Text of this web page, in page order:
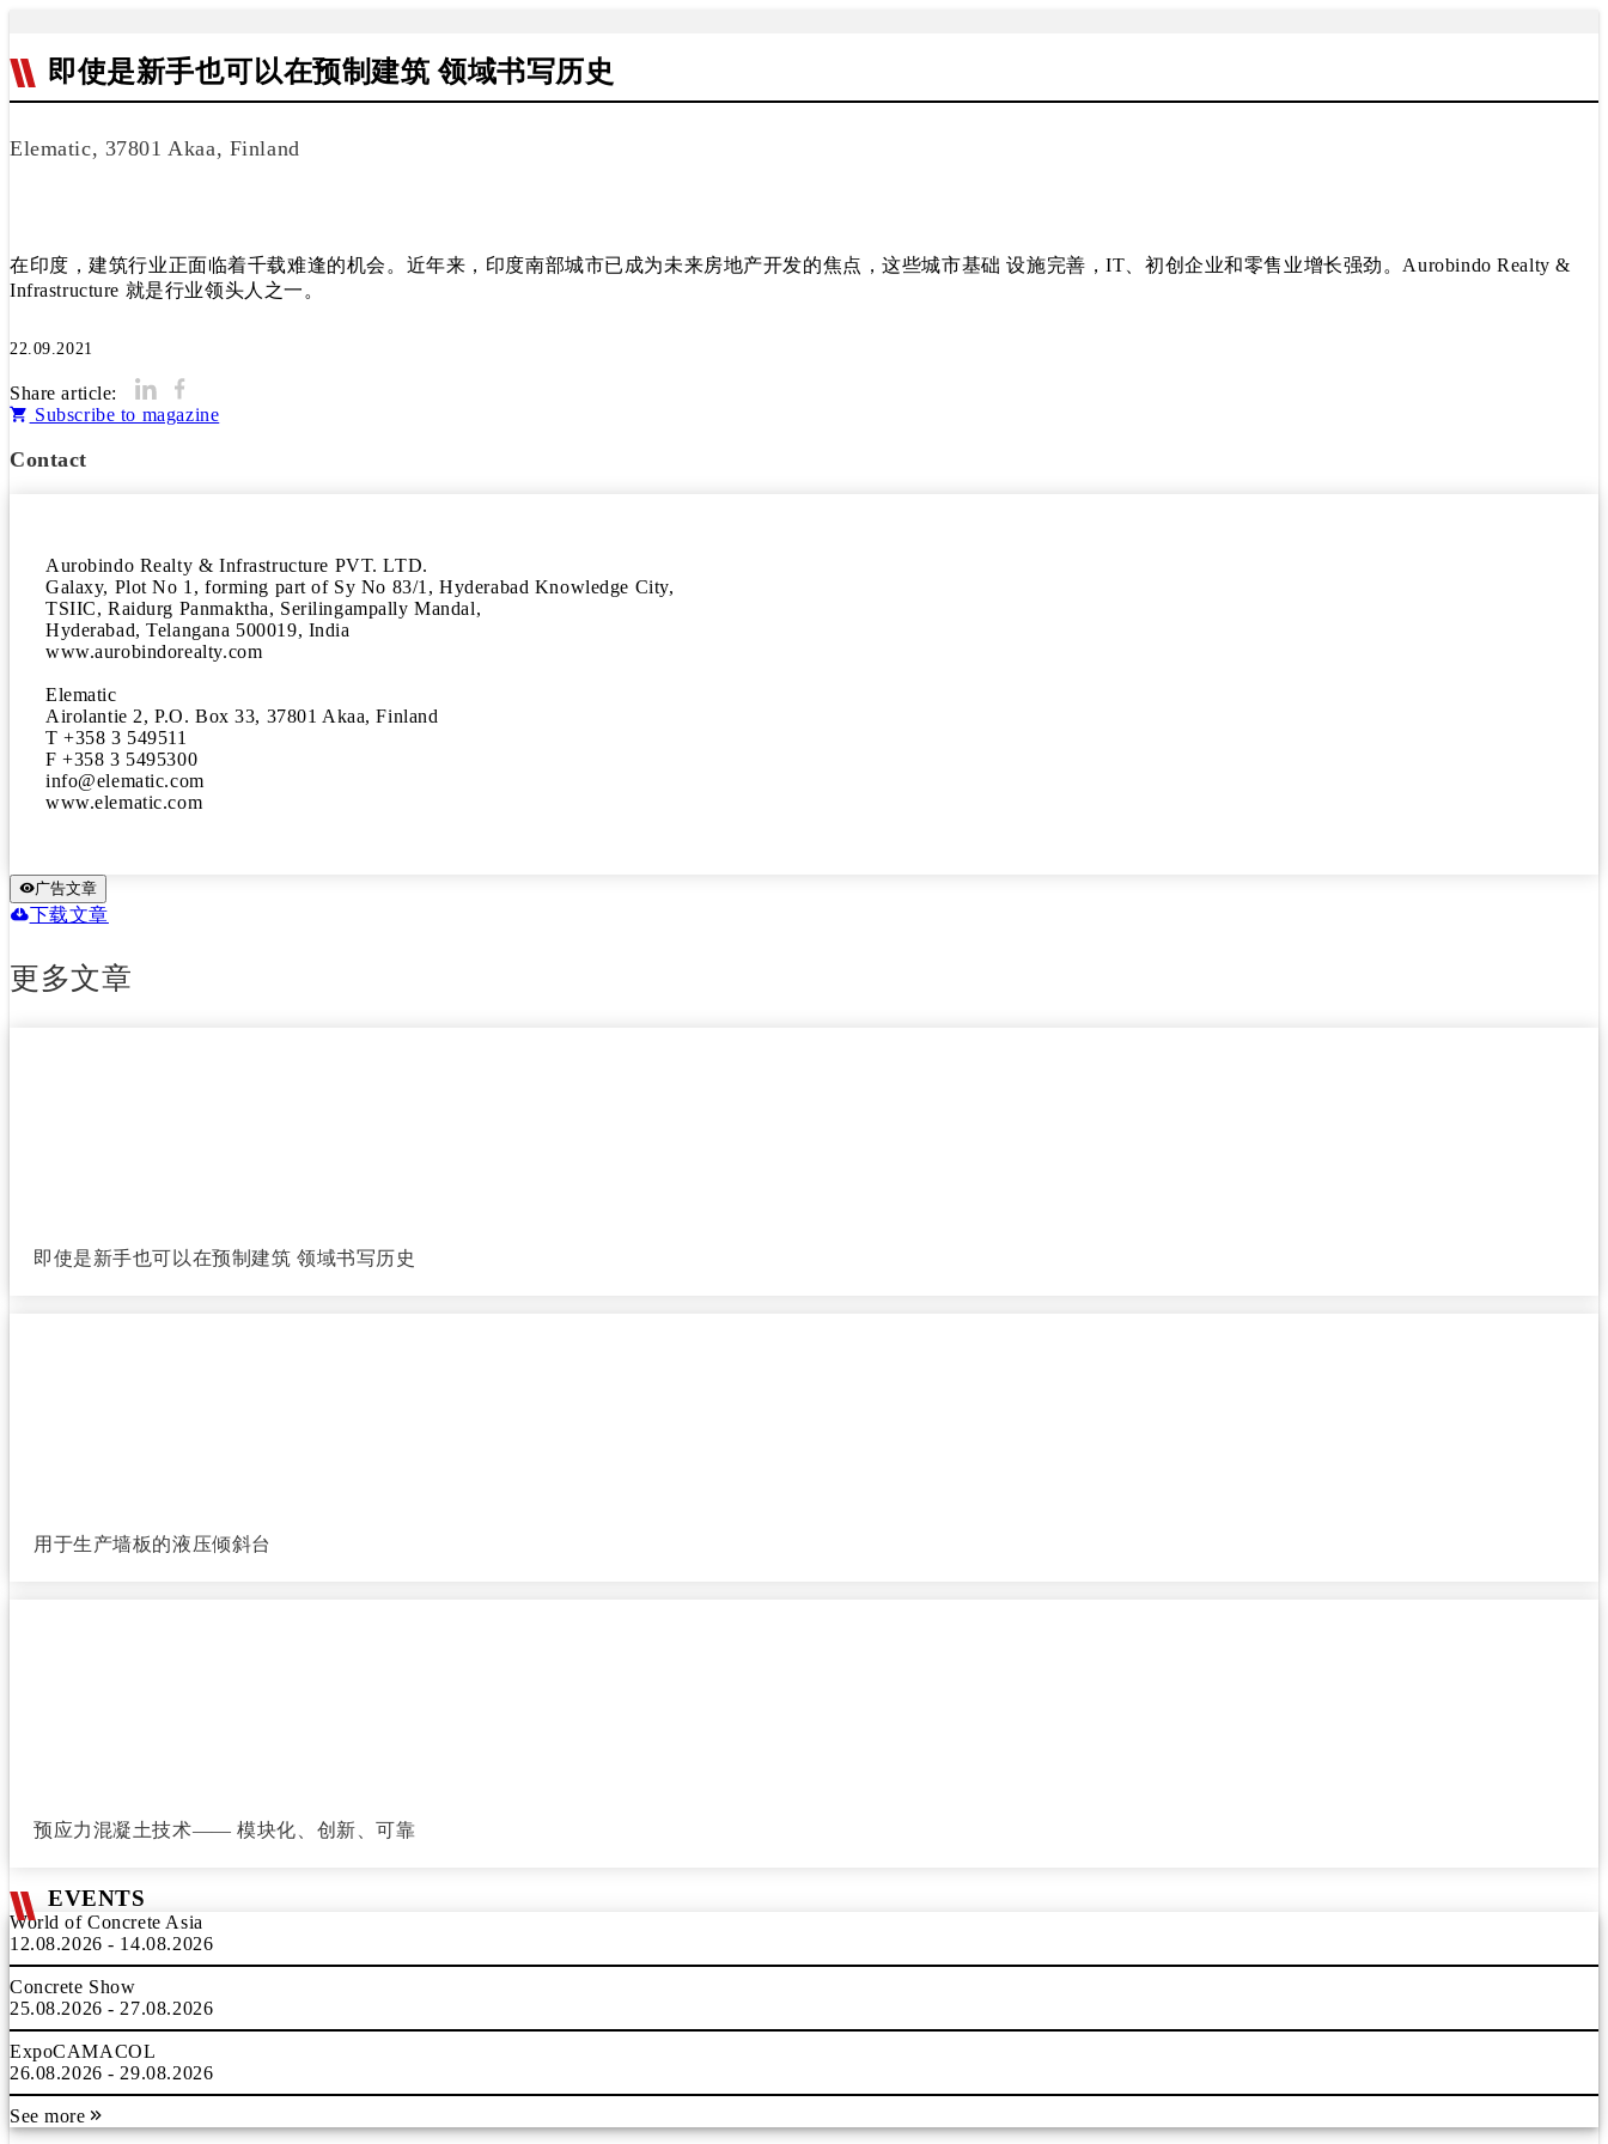
即使是新手也可以在预制建筑 领域书写历史
Elematic, 37801 Akaa, Finland
在印度，建筑行业正面临着千载难逢的机会。近年来，印度南部城市已成为未来房地产开发的焦点，这些城市基础 设施完善，IT、初创企业和零售业增长强劲。Aurobindo Realty &
Infrastructure 就是行业领头人之一。
22.09.2021
Share article:
Subscribe to magazine
Contact
Aurobindo Realty & Infrastructure PVT. LTD.
Galaxy, Plot No 1, forming part of Sy No 83/1, Hyderabad Knowledge City,
TSIIC, Raidurg Panmaktha, Serilingampally Mandal,
Hyderabad, Telangana 500019, India
www.aurobindorealty.com
Elematic
Airolantie 2, P.O. Box 33, 37801 Akaa, Finland
T +358 3 549511
F +358 3 5495300
info@elematic.com
www.elematic.com
广告文章
下载文章
更多文章
即使是新手也可以在预制建筑 领域书写历史
用于生产墙板的液压倾斜台
预应力混凝土技术—— 模块化、创新、可靠
EVENTS
World of Concrete Asia
12.08.2026 - 14.08.2026
Concrete Show
25.08.2026 - 27.08.2026
ExpoCAMACOL
26.08.2026 - 29.08.2026
See more